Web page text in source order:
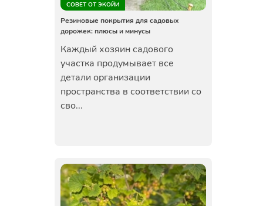
СОВЕТ ОТ ЭКОЙИ
Резиновые покрытия для садовых
дорожек: плюсы и минусы
Каждый хозяин садового
участка продумывает все
детали организации
пространства в соответствии со
сво...